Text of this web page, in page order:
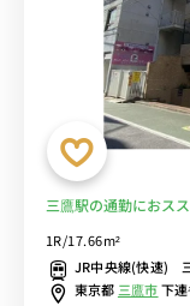
三鷹駅の通勤におス
1R/17.66m²
JR中央線(快速)
東京都 三鷹市下